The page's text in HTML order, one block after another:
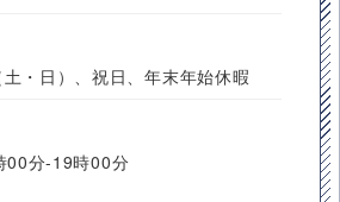
・日）、祝日、年末年始休暇
00分-19時00分